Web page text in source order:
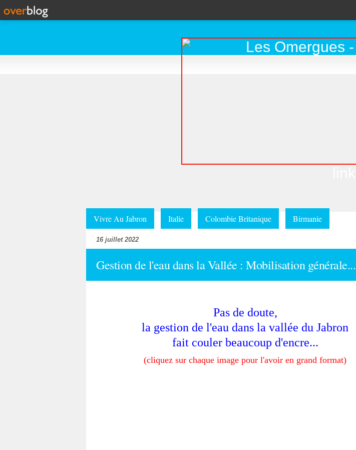
Vivre Au Jabron Italie Colombie Britanique Birmanie
16 juillet 2022
Gestion de l'eau dans la Vallée : Mobilisation générale...
Pas de doute,
la gestion de l'eau dans la vallée du Jabron
fait couler beaucoup d'encre...
(cliquez sur chaque image pour l'avoir en grand format)